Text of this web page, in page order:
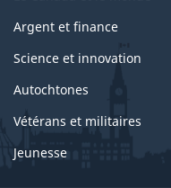
Argent et finance
Science et innovation
Autochtones
Vétérans et militaires
Jeunesse